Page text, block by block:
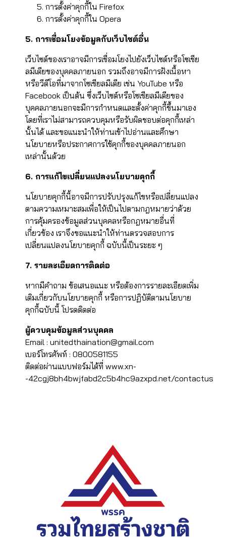
การตั้งค่าคุกกี้ใน Firefox
การตั้งค่าคุกกี้ใน Opera
5. การเชื่อมโยงข้อมูลกับเว็บไซต์อื่น
เว็บไซต์ของเราอาจมีการเชื่อมโยงไปยังเว็บไซต์หรือโซเชีย
ลมีเดียของบุคคลภายนอก รวมถึงอาจมีการฝังเนื้อหา
หรือวีดีโอที่มาจากโซเชียลมีเดีย เช่น YouTube หรือ
Facebook เป็นต้น ซึ่งเว็บไซต์หรือโซเชียลมีเดียของ
บุคคลภายนอกจะมีการกำหนดและตั้งค่าคุกกี้ขึ้นมาเอง
โดยที่เราไม่สามารถควบคุมหรือรับผิดชอบต่อคุกกี้เหล่า
นั้นได้ และขอแนะนำให้ท่านเข้าไปอ่านและศึกษา
นโยบายหรือประกาศการใช้คุกกี้ของบุคคลภายนอก
เหล่านั้นด้วย
6. การแก้ไขเปลี่ยนแปลงนโยบายคุกกี้
นโยบายคุกกี้นี้อาจมีการปรับปรุงแก้ไขหรือเปลี่ยนแปลง
ตามความเหมาะสมเพื่อให้เป็นไปตามกฎหมายว่าด้วย
การคุ้มครองข้อมูลส่วนบุคคลหรือกฎหมายอื่นที่
เกี่ยวข้อง เราจึงขอแนะนำให้ท่านตรวจสอบการ
เปลี่ยนแปลงนโยบายคุกกี้ ฉบับนี้เป็นระยะ ๆ
7. รายละเอียดการติดต่อ
หากมีคำถาม ข้อเสนอแนะ หรือต้องการรายละเอียดเพิ่ม
เติมเกี่ยวกับนโยบายคุกกี้ หรือการปฏิบัติตามนโยบาย
คุกกี้ฉบับนี้ โปรดติดต่อ
ผู้ควบคุมข้อมูลส่วนบุคคล
Email : unitedthaination@gmail.com
เบอร์โทรศัพท์ : 0800581155
ติดต่อผ่านแบบฟอร์มได้ที่ www.xn-
-42cgj8bh4bwjfabd2c5b4hc9azxpd.net/contactus